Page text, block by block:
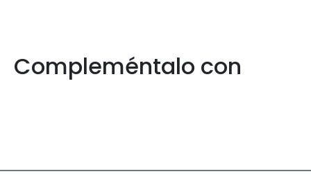
Compleméntalo con